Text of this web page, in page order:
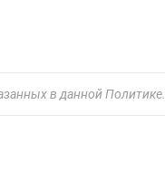
в данной Политике.